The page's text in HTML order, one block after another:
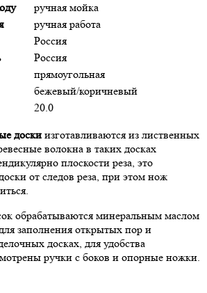
ручная мойка
ручная работа
Россия
Россия
прямоугольная
бежевый/коричневый
20.0
доски изготавливаются из лиственных
волокна в таких досках
плоскости реза, это
от следов реза, при этом нож
обрабатываются минеральным маслом
заполнения открытых пор и
досках, для удобства
ручки с боков и опорные ножки.